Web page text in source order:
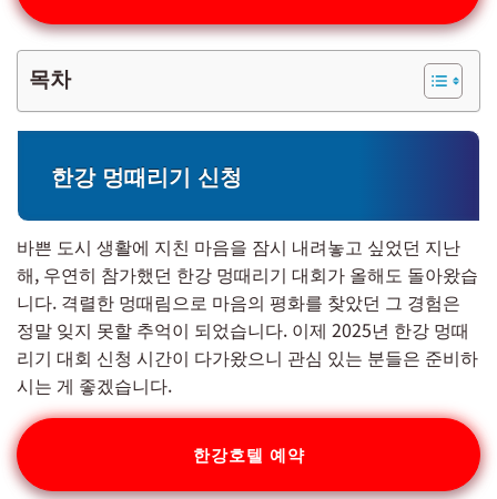
목차
한강 멍때리기 신청
바쁜 도시 생활에 지친 마음을 잠시 내려놓고 싶었던 지난
해, 우연히 참가했던 한강 멍때리기 대회가 올해도 돌아왔습
니다. 격렬한 멍때림으로 마음의 평화를 찾았던 그 경험은
정말 잊지 못할 추억이 되었습니다. 이제 2025년 한강 멍때
리기 대회 신청 시간이 다가왔으니 관심 있는 분들은 준비하
시는 게 좋겠습니다.
한강호텔 예약